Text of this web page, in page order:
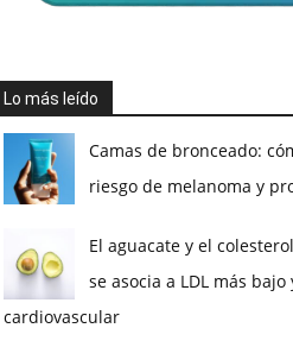
Lo más leído
Camas de bronceado:
riesgo de melanoma y
El aguacate y el
se asocia a LDL más
cardiovascular